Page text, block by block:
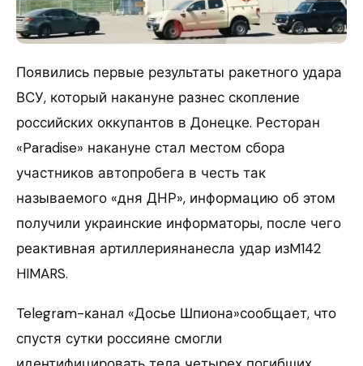
Появились первые результаты ракетного удара
ВСУ, который накануне разнес скопление
российских оккупантов в Донецке. Ресторан
«Paradise» накануне стал местом сбора
участников автопробега в честь так
называемого «дня ДНР», информацию об этом
получили украинские информаторы, после чего
реактивная артиллериянанесла удар изM142
HIMARS.
Telegram-канал «Досье Шпиона»сообщает, что
спустя сутки россияне смогли